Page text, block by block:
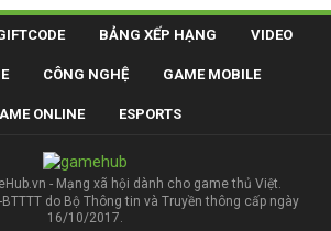
BẢNG XẾP HẠNG VIDEO
CÔNG NGHỆ GAME MOBILE
ONLINE ESPORTS
- Mạng xã hội dành cho game thủ Việt.
BTTTT do Bộ Thông tin và Truyền thông cấp ngày
16/10/2017.